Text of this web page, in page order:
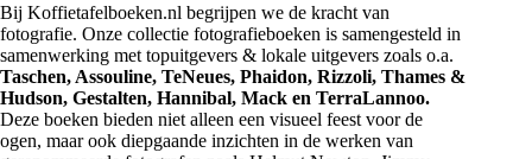
Bij Koffietafelboeken.nl begrijpen we de kracht van
fotografie. Onze collectie fotografieboeken is samengesteld in
samenwerking met topuitgevers & lokale uitgevers zoals o.a.
Taschen, Assouline, TeNeues, Phaidon, Rizzoli, Thames &
Hudson, Gestalten, Hannibal, Mack en TerraLannoo.
Deze boeken bieden niet alleen een visueel feest voor de
ogen, maar ook diepgaande inzichten in de werken van